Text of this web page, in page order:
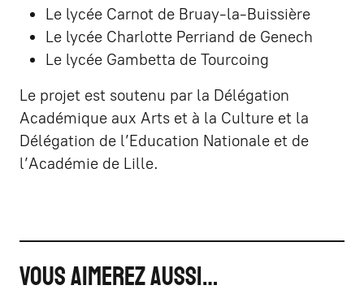
Le lycée Carnot de Bruay-la-Buissière
Le lycée Charlotte Perriand de Genech
Le lycée Gambetta de Tourcoing
Le projet est soutenu par la Délégation
Académique aux Arts et à la Culture et la
Délégation de l’Education Nationale et de
l’Académie de Lille.
VOUS AIMEREZ AUSSI…